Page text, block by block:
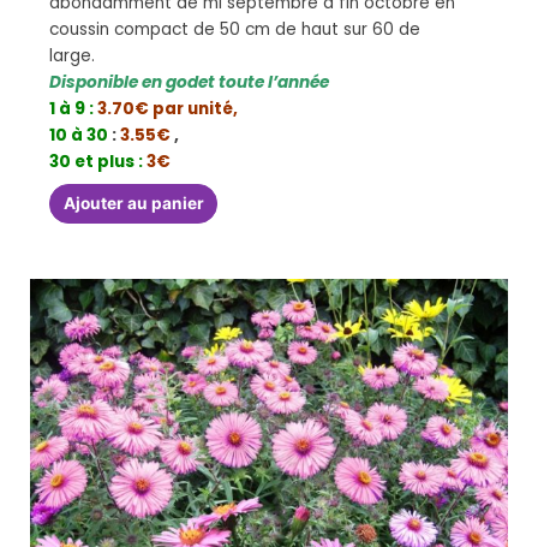
coussin compact de 50 cm de haut sur 60 de
large.
Disponible en godet toute l’année
1 à 9 :3.70€ par unité,
10 à 30 :3.55€,
30 et plus :3€
Ajouter au panier